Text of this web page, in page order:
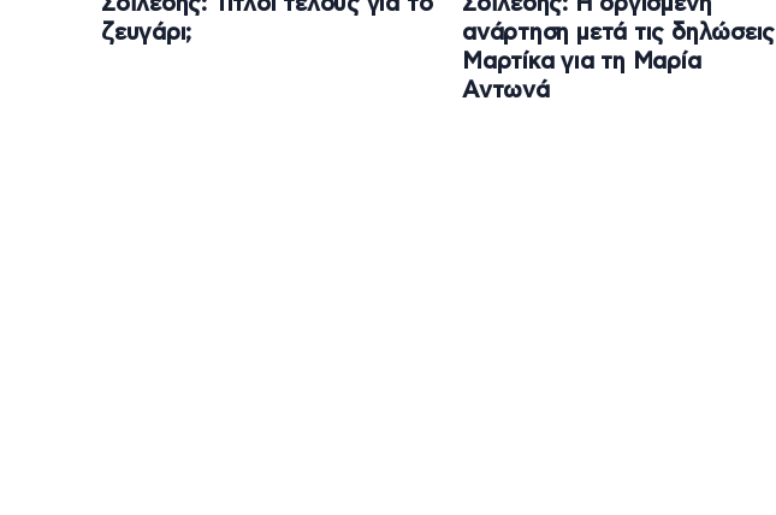
Σοϊλέδης: Τίτλοι τέλους για το
ζευγάρι;
Σοϊλέδης: Η οργισμένη
ανάρτηση μετά τις δηλώσεις
Μαρτίκα για τη Μαρία
Αντωνά